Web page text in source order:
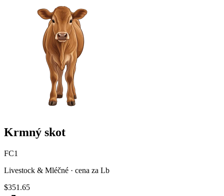
Krmný skot
FC1
Livestock & Mléčné · cena za Lb
$351.65